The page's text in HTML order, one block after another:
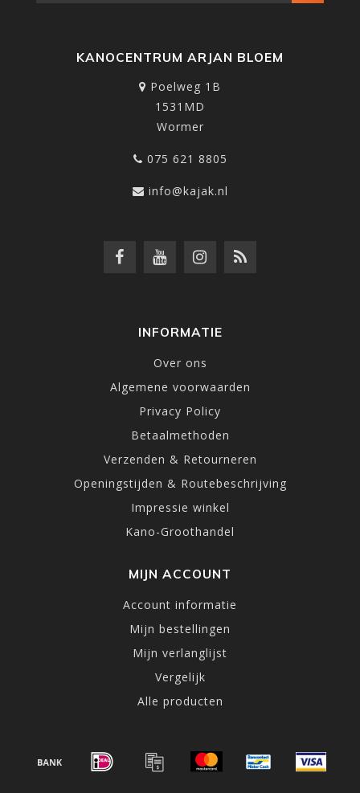
KANOCENTRUM ARJAN BLOEM
Poelweg 1B
1531MD
Wormer
075 621 8805
info@kajak.nl
INFORMATIE
Over ons
Algemene voorwaarden
Privacy Policy
Betaalmethoden
Verzenden & Retourneren
Openingstijden & Routebeschrijving
Impressie winkel
Kano-Groothandel
MIJN ACCOUNT
Account informatie
Mijn bestellingen
Mijn verlanglijst
Vergelijk
Alle producten